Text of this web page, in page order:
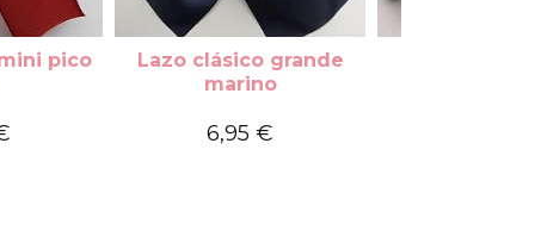
pico
Lazo clásico grande
marino
6,95 €